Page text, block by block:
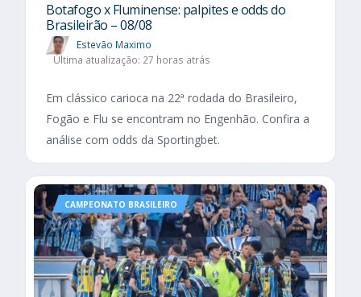
Botafogo x Fluminense: palpites e odds do
Brasileirão – 08/08
Estevão Maximo
Última atualização: 27 horas atrás
Em clássico carioca na 22ª rodada do Brasileiro,
Fogão e Flu se encontram no Engenhão. Confira a
análise com odds da Sportingbet.
CAMPEONATO BRASILEIRO